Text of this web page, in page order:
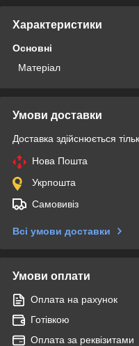
Характеристики
Основні
Матеріал
Умови доставки
Доставка здійснюється
Нова Пошта
Укрпошта
Самовивіз
Всі умови доставки
Умови оплати
Оплата на рахунок
Готівкою
Оплата за реквізитами